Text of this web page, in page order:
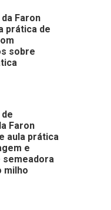
Faron
prática de
sobre
Faron
aula prática
e
semeadora
milho